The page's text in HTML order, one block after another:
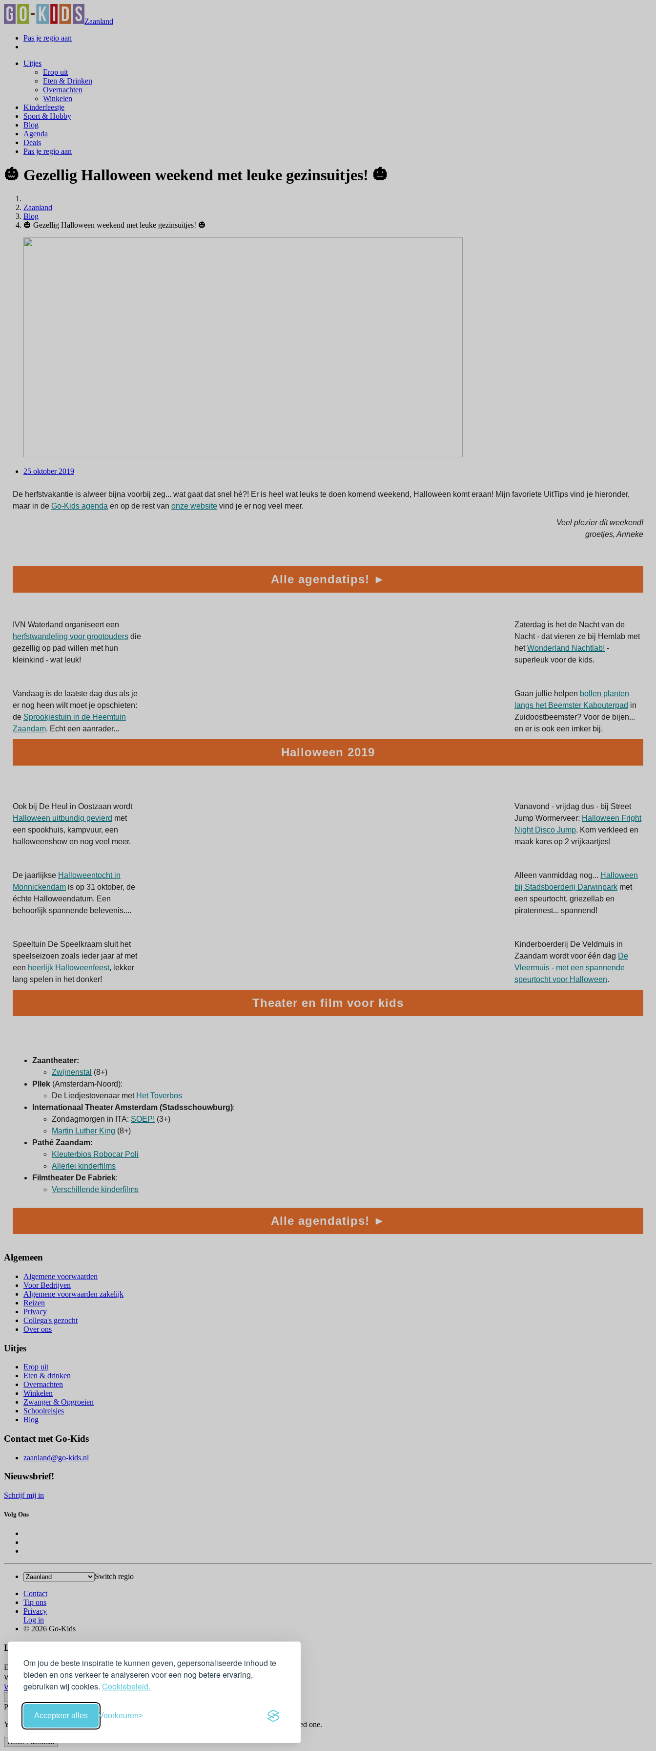
Om jou de beste inspiratie te kunnen geven, gepersonaliseerde inhoud te
bieden en ons verkeer te analyseren voor een nog betere ervaring,
gebruiken wij cookies. Cookiebeleid.
Accepteer alles Voorkeuren
Zaanland
Pas je regio aan
Uitjes
Erop uit
Eten & Drinken
Overnachten
Winkelen
Kinderfeestje
Sport & Hobby
Blog
Agenda
Deals
Pas je regio aan
🎃 Gezellig Halloween weekend met leuke gezinsuitjes! 🎃
Zaanland
Blog
🎃 Gezellig Halloween weekend met leuke gezinsuitjes! 🎃
25 oktober 2019
De herfstvakantie is alweer bijna voorbij zeg... wat gaat dat snel hè?! Er is heel wat leuks te doen komend weekend, Halloween komt eraan! Mijn favoriete UitTips vind je hieronder,
maar in de Go-Kids agenda en op de rest van onze website vind je er nog veel meer.
Veel plezier dit weekend!
groetjes, Anneke
Alle agendatips! ►
IVN Waterland organiseert een
herfstwandeling voor grootouders die
gezellig op pad willen met hun
kleinkind - wat leuk!
Zaterdag is het de Nacht van de
Nacht - dat vieren ze bij Hemlab met
hetWonderland Nachtlab! -
superleuk voor de kids.
Vandaag is de laatste dag dus als je
er nog heen wilt moet je opschieten:
de Sprookjestuin in de Heemtuin
Zaandam. Echt een aanrader...
Gaan jullie helpen bollen planten
langs het Beemster Kabouterpad in
Zuidoostbeemster? Voor de bijen...
en er is ook een imker bij.
Halloween 2019
Ook bij De Heul in Oostzaan wordt
Halloween uitbundig gevierd met
een spookhuis, kampvuur, een
halloweenshow en nog veel meer.
Vanavond - vrijdag dus - bij Street
Jump Wormerveer: Halloween Fright
Night Disco Jump. Kom verkleed en
maak kans op 2 vrijkaartjes!
De jaarlijkse Halloweentocht in
Monnickendam is op 31 oktober, de
échte Halloweendatum. Een
behoorlijk spannende belevenis....
Alleen vanmiddag nog... Halloween
bij Stadsboerderij Darwinpark met
een speurtocht, griezellab en
piratennest... spannend!
Speeltuin De Speelkraam sluit het
speelseizoen zoals ieder jaar af met
een heerlijk Halloweenfeest, lekker
lang spelen in het donker!
Kinderboerderij De Veldmuis in
Zaandam wordt voor één dag De
Vleermuis - met een spannende
speurtocht voor Halloween.
Theater en film voor kids
Zaantheater:
Zwijnenstal (8+)
Pllek (Amsterdam-Noord):
De Liedjestovenaar met Het Toverbos
Internationaal Theater Amsterdam (Stadsschouwburg):
Zondagmorgen in ITA: SOEP! (3+)
Martin Luther King (8+)
Pathé Zaandam:
Kleuterbios Robocar Poli
Allerlei kinderfilms
Filmtheater De Fabriek:
Verschillende kinderfilms
Alle agendatips! ►
Algemeen
Algemene voorwaarden
Voor Bedrijven
Algemene voorwaarden zakelijk
Reizen
Privacy
Collega's gezocht
Over ons
Uitjes
Erop uit
Eten & drinken
Overnachten
Winkelen
Zwanger & Opgroeien
Schoolreisjes
Blog
Contact met Go-Kids
zaanland@go-kids.nl
Nieuwsbrief!
Schrijf mij in
Volg Ons
Switch regio
Contact
Tip ons
Privacy
Log in
© 2026 Go-Kids
Log In
Email
Wachtwoord
Wachtwoord vergeten?
Please confirm login email below
You will receive an email containing a link allowing you to reset your password to a new preferred one.